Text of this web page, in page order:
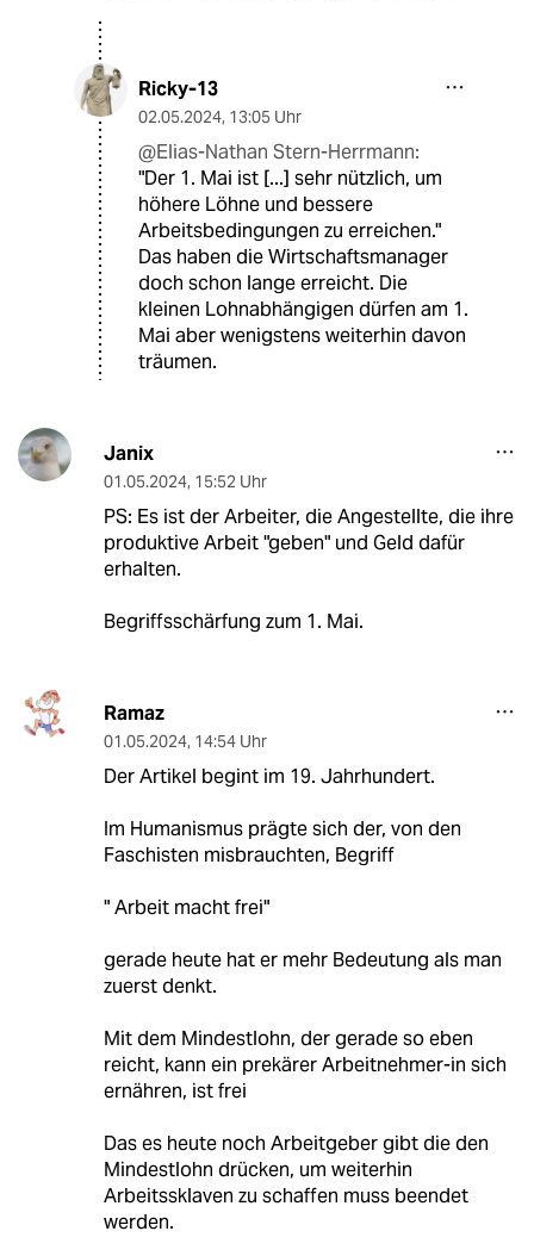
Ricky-13
02.05.2024, 13:05 Uhr
@Elias-Nathan Stern-Herrmann:
"Der 1. Mai ist [...] sehr nützlich, um
höhere Löhne und bessere
Arbeitsbedingungen zu erreichen."
Das haben die Wirtschaftsmanager
doch schon lange erreicht. Die
kleinen Lohnabhängigen dürfen am 1.
Mai aber wenigstens weiterhin davon
träumen.
Janix
01.05.2024, 15:52 Uhr
PS: Es ist der Arbeiter, die Angestellte, die ihre
produktive Arbeit "geben" und Geld dafür
erhalten.
Begriffsschärfung zum 1. Mai.
Ramaz
01.05.2024, 14:54 Uhr
Der Artikel begint im 19. Jahrhundert.
Im Humanismus prägte sich der, von den
Faschisten misbrauchten, Begriff
" Arbeit macht frei"
gerade heute hat er mehr Bedeutung als man
zuerst denkt.
Mit dem Mindestlohn, der gerade so eben
reicht, kann ein prekärer Arbeitnehmer-in sich
ernähren, ist frei
Das es heute noch Arbeitgeber gibt die den
Mindestlohn drücken, um weiterhin
Arbeitssklaven zu schaffen muss beendet
werden.